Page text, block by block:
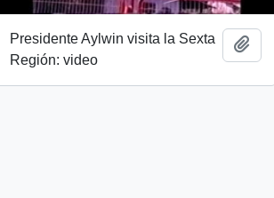
Presidente Aylwin visita la Sexta
Región: video